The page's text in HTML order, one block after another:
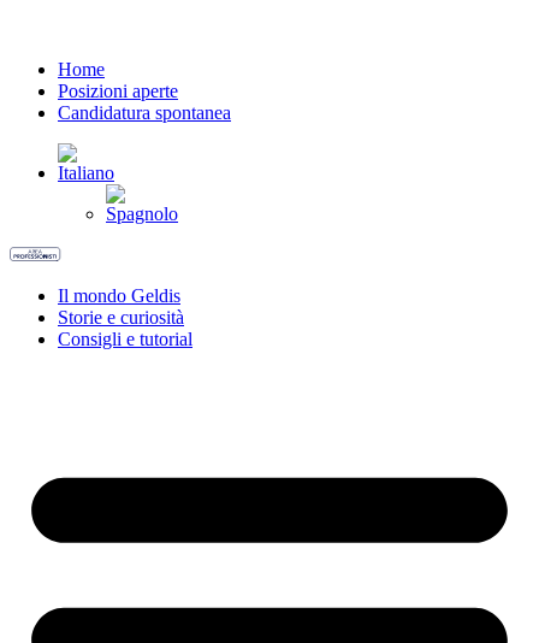
Home
Posizioni aperte
Candidatura spontanea
Il mondo Geldis
Storie e curiosità
Consigli e tutorial